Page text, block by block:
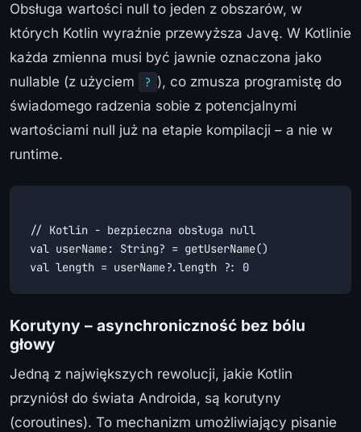
Obsługa wartości null to jeden z obszarów, w
których Kotlin wyraźnie przewyższa Javę. W Kotlinie
każda zmienna musi być jawnie oznaczona jako
nullable (z użyciem
? ), co zmusza programistę do
świadomego radzenia sobie z potencjalnymi
wartościami null już na etapie kompilacji – a nie w
runtime.
// Kotlin - bezpieczna obsługa null
val userName: String? = getUserName()
Korutyny – asynchroniczność bez bólu
głowy
Jedną z największych rewolucji, jakie Kotlin
przyniósł do świata Androida, są korutyny
(coroutines). To mechanizm umożliwiający pisanie